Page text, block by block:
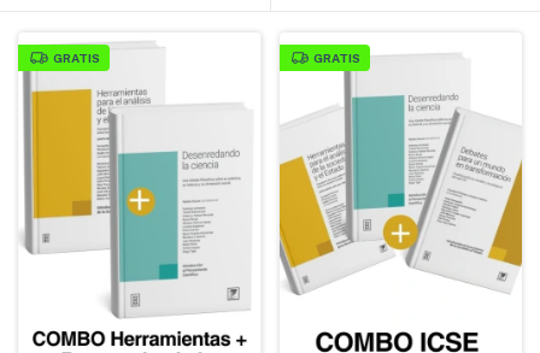
GRATIS GRATIS